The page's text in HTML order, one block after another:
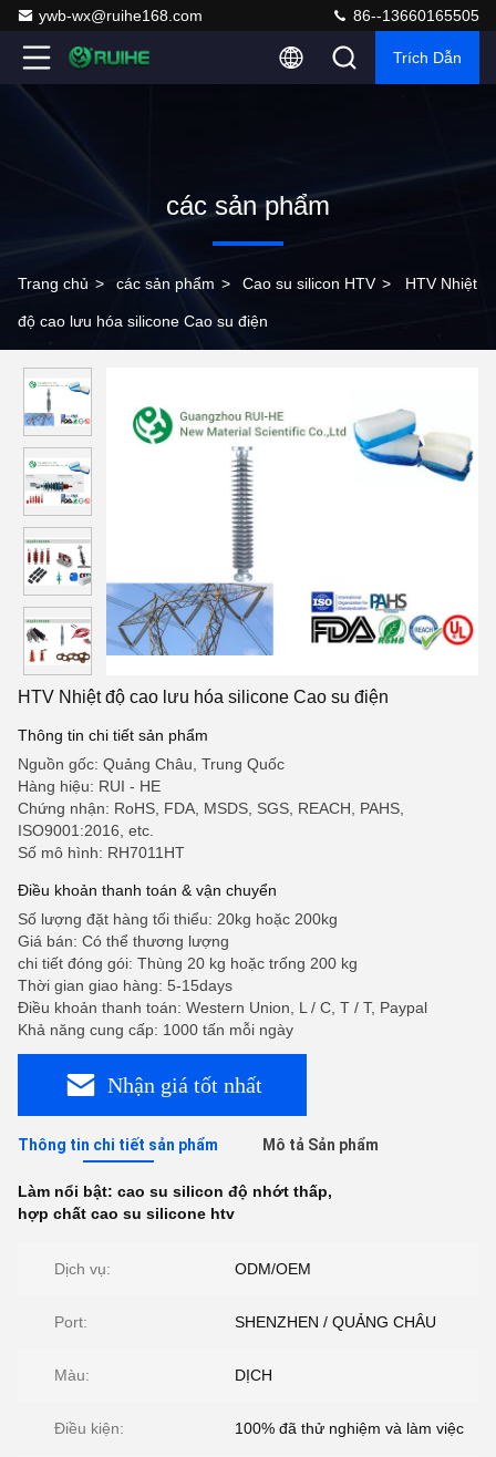
ywb-wx@ruihe168.com 86--13660165505
Trích Dẫn
các sản phẩm
Trang chủ > các sản phẩm > Cao su silicon HTV > HTV Nhiệt
độ cao lưu hóa silicone Cao su điện
HTV Nhiệt độ cao lưu hóa silicone Cao su điện
Thông tin chi tiết sản phẩm
Nguồn gốc: Quảng Châu, Trung Quốc
Hàng hiệu: RUI - HE
Chứng nhận: RoHS, FDA, MSDS, SGS, REACH, PAHS,
ISO9001:2016, etc.
Số mô hình: RH7011HT
Điều khoản thanh toán & vận chuyển
Số lượng đặt hàng tối thiểu: 20kg hoặc 200kg
Giá bán: Có thể thương lượng
chi tiết đóng gói: Thùng 20 kg hoặc trống 200 kg
Thời gian giao hàng: 5-15days
Điều khoản thanh toán: Western Union, L / C, T / T, Paypal
Khả năng cung cấp: 1000 tấn mỗi ngày
Nhận giá tốt nhất
Thông tin chi tiết sản phẩm Mô tả Sản phẩm
Làm nổi bật: cao su silicon độ nhớt thấp,
hợp chất cao su silicone htv
Dịch vụ: ODM/OEM
Port: SHENZHEN / QUẢNG CHÂU
Màu: DỊCH
Điều kiện: 100% đã thử nghiệm và làm việc